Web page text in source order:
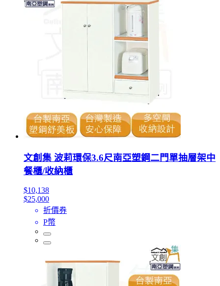
文創集 波莉環保3.6尺南亞塑鋼二門單抽層架中
餐櫃/收納櫃
$10,138
$25,000
折價券
P幣